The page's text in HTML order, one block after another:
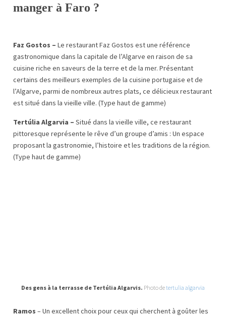
manger à Faro ?
Faz Gostos – Le restaurant Faz Gostos est une référence
gastronomique dans la capitale de l’Algarve en raison de sa
cuisine riche en saveurs de la terre et de la mer. Présentant
certains des meilleurs exemples de la cuisine portugaise et de
l’Algarve, parmi de nombreux autres plats, ce délicieux restaurant
est situé dans la vieille ville. (Type haut de gamme)
Tertúlia Algarvia – Situé dans la vieille ville, ce restaurant
pittoresque représente le rêve d’un groupe d’amis : Un espace
proposant la gastronomie, l’histoire et les traditions de la région.
(Type haut de gamme)
Des gens à la terrasse de Tertúlia Algarvis. Photo detertulia algarvia
Ramos – Un excellent choix pour ceux qui cherchent à goûter les